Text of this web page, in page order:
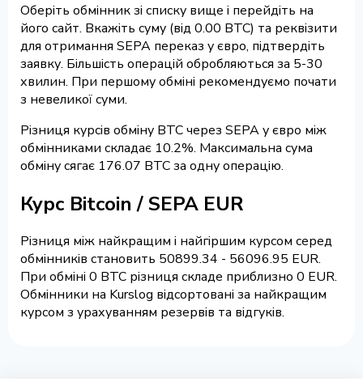
Оберіть обмінник зі списку вище і перейдіть на
його сайт. Вкажіть суму (від 0.00 BTC) та реквізити
для отримання SEPA переказ у євро, підтвердіть
заявку. Більшість операцій обробляються за 5-30
хвилин. При першому обміні рекомендуємо почати
з невеликої суми.
Різниця курсів обміну BTC через SEPA у євро між
обмінниками складає 10.2%. Максимальна сума
обміну сягає 176.07 BTC за одну операцію.
Курс Bitcoin / SEPA EUR
Різниця між найкращим і найгіршим курсом серед
обмінників становить 50899.34 - 56096.95 EUR.
При обміні 0 BTC різниця складе приблизно 0 EUR.
Обмінники на Kurslog відсортовані за найкращим
курсом з урахуванням резервів та відгуків.